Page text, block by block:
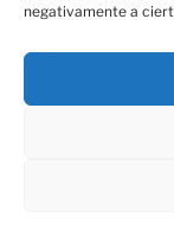
negativamente a
Parque
C/Gabriel
14014 Córdoba